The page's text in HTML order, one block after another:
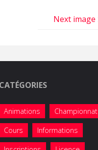
Next image
CATÉGORIES
Animations Championnat
Cours Informations